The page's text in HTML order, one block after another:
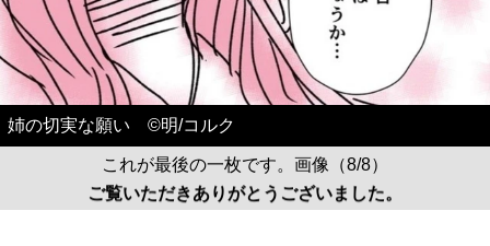
姉の切実な願い ©️明/コルク
これが最後の一枚です。画像（8/8）
ご覧いただきありがとうございました。